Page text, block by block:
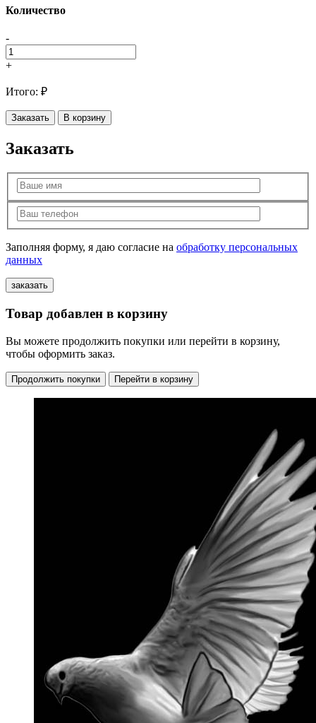
Количество
-
+
Итого: ₽
Заказать В корзину
Заказать
Заполняя форму, я даю согласие на обработку персональных
данных
Товар добавлен в корзину
Вы можете продолжить покупки или перейти в корзину,
чтобы оформить заказ.
Продолжить покупки Перейти в корзину